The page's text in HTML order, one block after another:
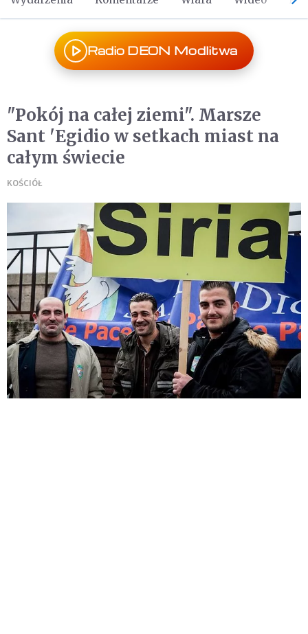
Radio DEON Modlitwa
"Pokój na całej ziemi". Marsze
Sant 'Egidio w setkach miast na
całym świecie
KOŚCIÓŁ